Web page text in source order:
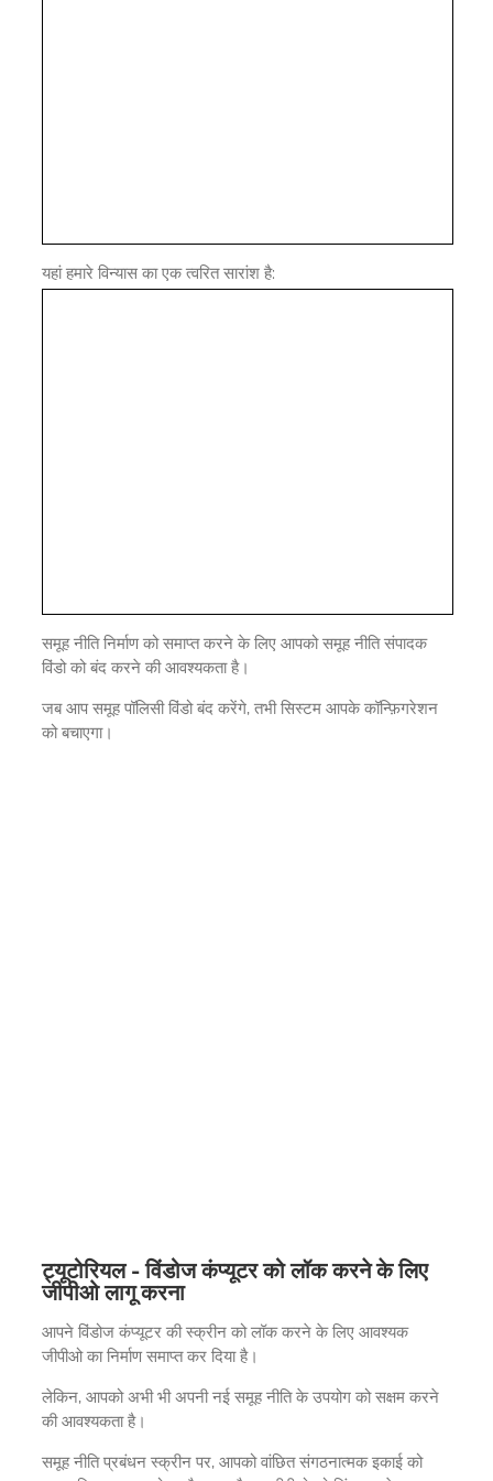
यहां हमारे विन्यास का एक त्वरित सारांश है:
समूह नीति निर्माण को समाप्त करने के लिए आपको समूह नीति संपादक
विंडो को बंद करने की आवश्यकता है।
जब आप समूह पॉलिसी विंडो बंद करेंगे, तभी सिस्टम आपके कॉन्फ़िगरेशन
को बचाएगा।
ट्यूटोरियल - विंडोज कंप्यूटर को लॉक करने के लिए
जीपीओ लागू करना
आपने विंडोज कंप्यूटर की स्क्रीन को लॉक करने के लिए आवश्यक
जीपीओ का निर्माण समाप्त कर दिया है।
लेकिन, आपको अभी भी अपनी नई समूह नीति के उपयोग को सक्षम करने
की आवश्यकता है।
समूह नीति प्रबंधन स्क्रीन पर, आपको वांछित संगठनात्मक इकाई को